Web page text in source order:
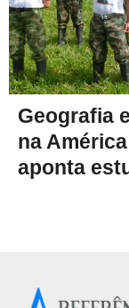
Geografia
na
aponta